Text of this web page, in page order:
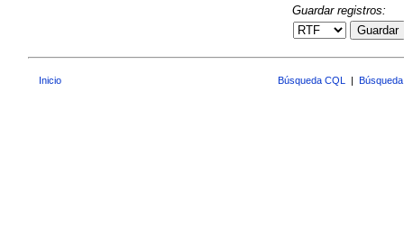
Guardar registros:
Guardar
Inicio Búsqueda CQL